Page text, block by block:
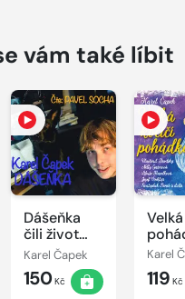
vám také líbit
Dášeňka
čili život
štěněte
Karel Čapek
150Kč
Karel
119 Kč